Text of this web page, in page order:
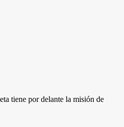
tiene por delante la misión de